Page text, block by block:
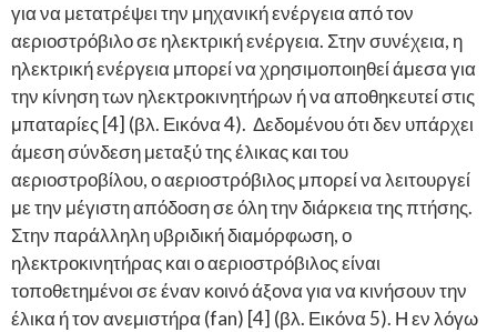
για να μετατρέψει την μηχανική ενέργεια από τον
αεριοστρόβιλο σε ηλεκτρική ενέργεια. Στην συνέχεια, η
ηλεκτρική ενέργεια μπορεί να χρησιμοποιηθεί άμεσα για
την κίνηση των ηλεκτροκινητήρων ή να αποθηκευτεί στις
μπαταρίες [4] (βλ. Εικόνα 4). Δεδομένου ότι δεν υπάρχει
άμεση σύνδεση μεταξύ της έλικας και του
αεριοστροβίλου, ο αεριοστρόβιλος μπορεί να λειτουργεί
με την μέγιστη απόδοση σε όλη την διάρκεια της πτήσης.
Στην παράλληλη υβριδική διαμόρφωση, ο
ηλεκτροκινητήρας και ο αεριοστρόβιλος είναι
τοποθετημένοι σε έναν κοινό άξονα για να κινήσουν την
έλικα ή τον ανεμιστήρα (fan) [4] (βλ. Εικόνα 5). Η εν λόγω